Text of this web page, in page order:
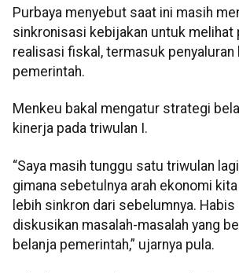
Purbaya menyebut saat ini masih
sinkronisasi kebijakan untuk melihat
realisasi fiskal, termasuk penyaluran
pemerintah.
Menkeu bakal mengatur strategi
kinerja pada triwulan I.
“Saya masih tunggu satu triwulan
gimana sebetulnya arah ekonomi
lebih sinkron dari sebelumnya.
diskusikan masalah-masalah yang
belanja pemerintah,” ujarnya pula.